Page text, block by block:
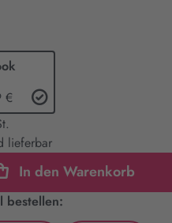
€
lieferbar
In den Warenkorb
bestellen: